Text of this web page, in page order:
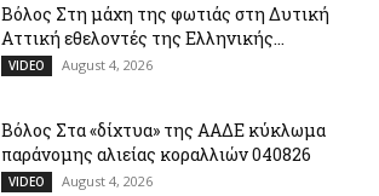
Βόλος Στη μάχη της φωτιάς στη Δυτική
Αττική εθελοντές της Ελληνικής...
VIDEO August 4, 2026
Βόλος Στα «δίχτυα» της ΑΑΔΕ κύκλωμα
παράνομης αλιείας κοραλλιών 040826
VIDEO August 4, 2026